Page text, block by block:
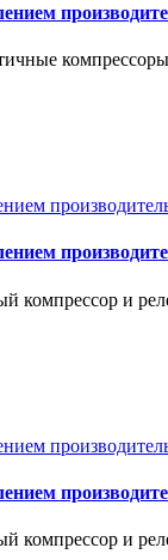
компрессор и
компрессор и